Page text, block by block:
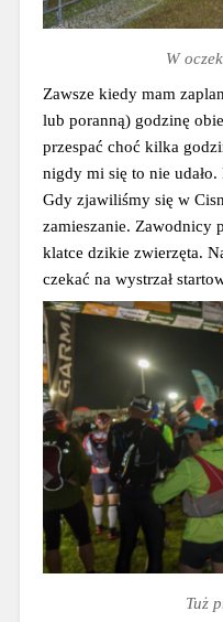
W
Zawsze kiedy mam
lub poranną) godzinę
przespać choć kilka
nigdy mi się to nie
Gdy zjawiliśmy się w
zamieszanie. Zawodnicy
klatce dzikie zwierzęta.
czekać na wystrzał
Tuż